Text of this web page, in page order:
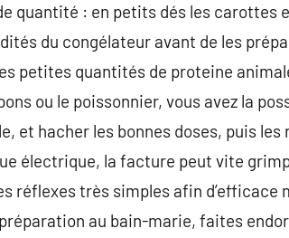
quantité : en petits dés les carottes
du congélateur avant de les
petites quantités de proteine
ou le poissonnier, vous avez la
et hacher les bonnes doses, puis
électrique, la facture peut vite
réflexes très simples afin d’efficace
au bain-marie, faites